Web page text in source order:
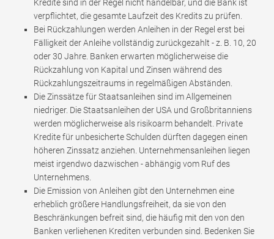
Kredite sind in der Regel nicht handelbar, und die Bank ist
verpflichtet, die gesamte Laufzeit des Kredits zu prüfen.
Bei Rückzahlungen werden Anleihen in der Regel erst bei
Fälligkeit der Anleihe vollständig zurückgezahlt - z. B. 10, 20
oder 30 Jahre. Banken erwarten möglicherweise die
Rückzahlung von Kapital und Zinsen während des
Rückzahlungszeitraums in regelmäßigen Abständen.
Die Zinssätze für Staatsanleihen sind im Allgemeinen
niedriger. Die Staatsanleihen der USA und Großbritanniens
werden möglicherweise als risikoarm behandelt. Private
Kredite für unbesicherte Schulden dürften dagegen einen
höheren Zinssatz anziehen. Unternehmensanleihen liegen
meist irgendwo dazwischen - abhängig vom Ruf des
Unternehmens.
Die Emission von Anleihen gibt den Unternehmen eine
erheblich größere Handlungsfreiheit, da sie von den
Beschränkungen befreit sind, die häufig mit den von den
Banken verliehenen Krediten verbunden sind. Bedenken Sie